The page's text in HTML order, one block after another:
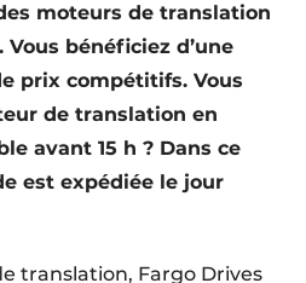
et égouttage
moteurs de translation
bénéficiez d’une
prix compétitifs. Vous
de translation en
avant 15 h ? Dans ce
est expédiée le jour
translation, Fargo Drives